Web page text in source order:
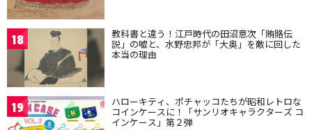
18 教科書と違う！江戸時代の田沼意次「賄賂伝
説」の嘘と、水野忠邦が「大奥」を敵に回した
本当の理由
19 ハローキティ、ポチャッコたちが昭和レトロな
コインケースに！「サンリオキャラクターズ コ
インケース」第２弾